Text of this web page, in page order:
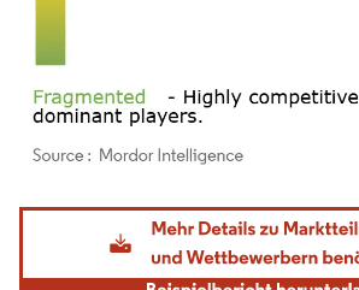
Bild © Mordor Intelligence. Wiederverwendung